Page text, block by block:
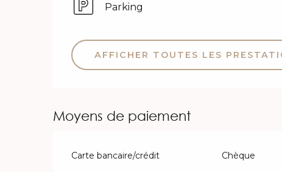
Parking
AFFICHER TOUTES LES
Moyens de paiement
Carte bancaire/crédit Chèque